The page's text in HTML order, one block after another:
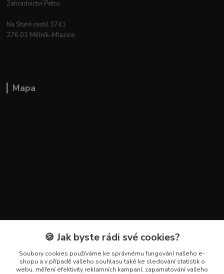
Zahradnictví Petro
Na Staré cestě 3741
276 01 Mělník–Mlazice
Mapa
Kontakty
+420 602 223 614
🍪 Jak byste rádi své cookies?
Soubory cookies používáme ke správnému fungování našeho e-
shopu a v případě vašeho souhlasu také ke sledování statistik o
webu, měření efektivity reklamních kampaní, zapamatování vašeho